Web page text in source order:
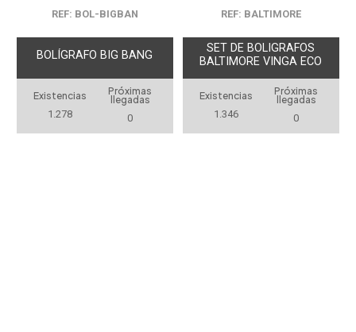
REF: BOL-BIGBAN
BOLÍGRAFO BIG BANG
Existencias
1.278
Próximas
llegadas
0
REF: BALTIMORE
SET DE BOLIGRAFOS
BALTIMORE VINGA ECO
Existencias
1.346
Próximas
llegadas
0